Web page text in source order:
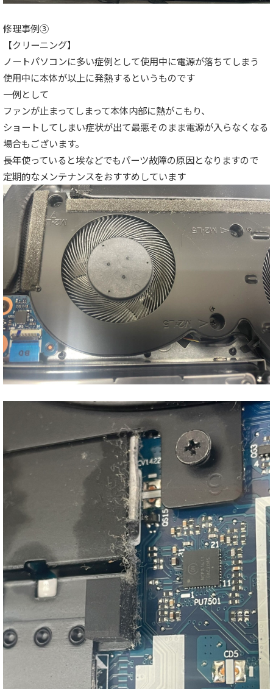
修理事例③
【クリーニング】
ノートパソコンに多い症例として使用中に電源が落ちてしまう
使用中に本体が以上に発熱するというものです
一例として
ファンが止まってしまって本体内部に熱がこもり、
ショートしてしまい症状が出て最悪そのまま電源が入らなくなる
場合もございます。
長年使っていると埃などでもパーツ故障の原因となりますので
定期的なメンテナンスをおすすめしています